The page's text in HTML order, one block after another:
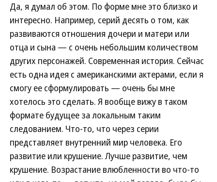
Да, я думал об этом. По форме мне это близко и
интересно. Например, серий десять о том, как
развиваются отношения дочери и матери или
отца и сына — с очень небольшим количеством
других персонажей. Современная история. Сейчас
есть одна идея с американскими актерами, если я
смогу ее сформулировать — очень бы мне
хотелось это сделать. Я вообще вижу в таком
формате будущее за локальным таким
следованием. Что-то, что через серии
представляет внутренний мир человека. Его
развитие или крушение. Лучше развитие, чем
крушение. Возрастание влюбленности во что-то